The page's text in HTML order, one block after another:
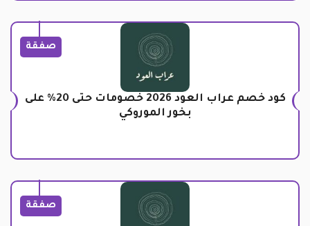
صفقة
كود خصم عراب العود 2026 خصومات حتى 20% على
بخور الموروكي
صفقة